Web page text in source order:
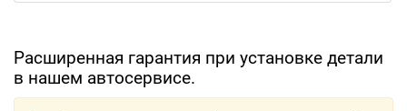
Расширенная гарантия при установке детали
в нашем автосервисе.